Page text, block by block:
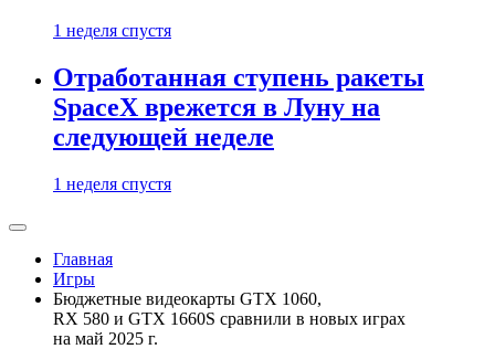
1 неделя спустя
Отработанная ступень ракеты
SpaceX врежется в Луну на
следующей неделе
1 неделя спустя
Главная
Игры
Бюджетные видеокарты GTX 1060,
RX 580 и GTX 1660S сравнили в новых играх
на май 2025 г.